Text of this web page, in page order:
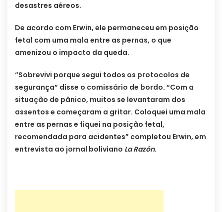
desastres aéreos.
De acordo com Erwin, ele permaneceu em posição
fetal com uma mala entre as pernas, o que
amenizou o impacto da queda.
“Sobrevivi porque segui todos os protocolos de
segurança” disse o comissário de bordo. “Com a
situação de pânico, muitos se levantaram dos
assentos e começaram a gritar. Coloquei uma mala
entre as pernas e fiquei na posição fetal,
recomendada para acidentes” completou Erwin, em
entrevista ao jornal boliviano La Razón.